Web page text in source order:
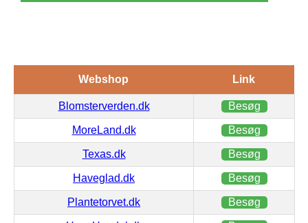
Webshop Link
Blomsterverden.dk Besøg
MoreLand.dk Besøg
Texas.dk Besøg
Haveglad.dk Besøg
Plantetorvet.dk Besøg